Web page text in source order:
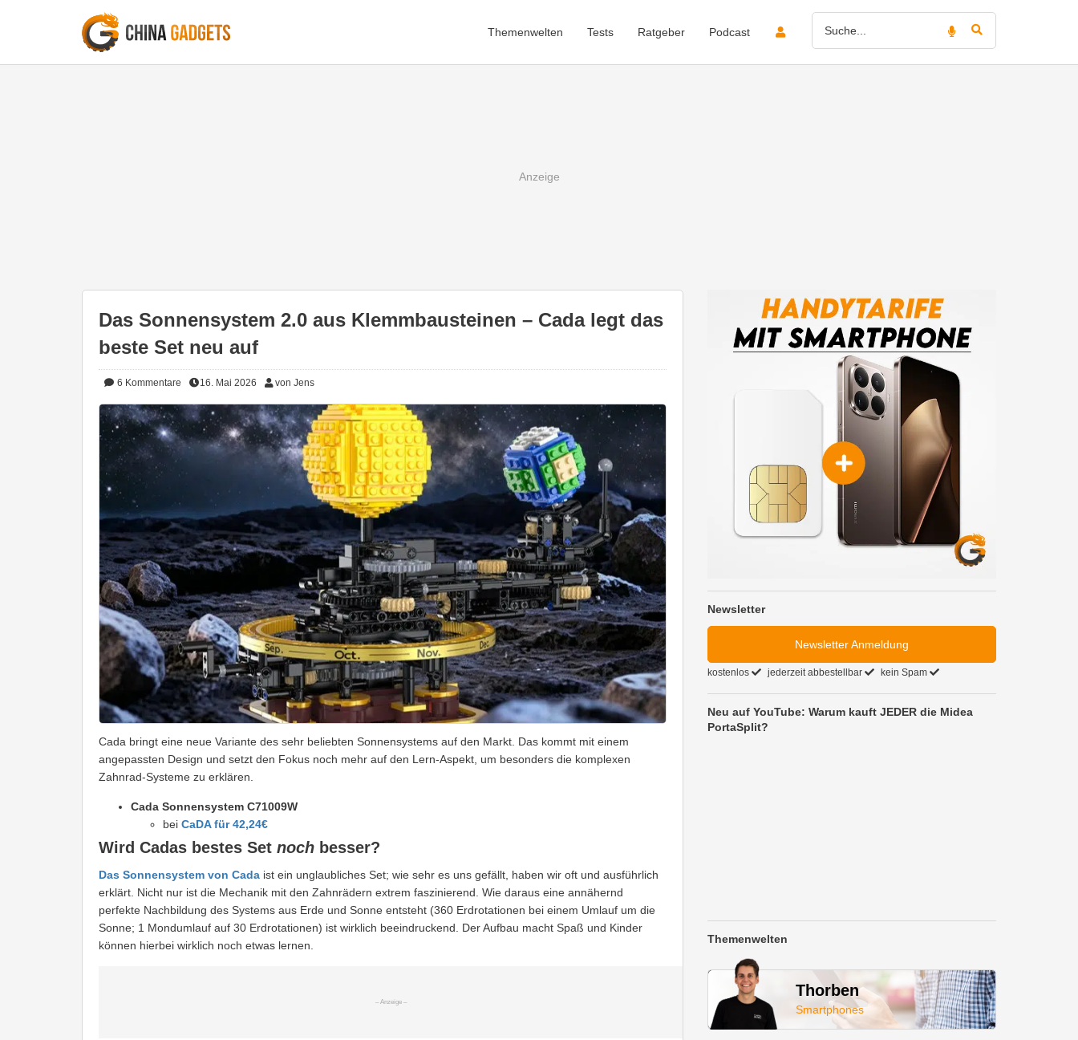
Themenwelten Tests Ratgeber Podcast
Das Sonnensystem 2.0 aus Klemmbausteinen – Cada legt das
beste Set neu auf
6 Kommentare 16. Mai 2026 von Jens
Cada bringt eine neue Variante des sehr beliebten Sonnensystems auf den Markt. Das kommt mit einem
angepassten Design und setzt den Fokus noch mehr auf den Lern-Aspekt, um besonders die komplexen
Zahnrad-Systeme zu erklären.
Cada Sonnensystem C71009W
bei CaDA für 42,24€
Wird Cadas bestes Set noch besser?
Das Sonnensystem von Cada ist ein unglaubliches Set; wie sehr es uns gefällt, haben wir oft und ausführlich
erklärt. Nicht nur ist die Mechanik mit den Zahnrädern extrem faszinierend. Wie daraus eine annähernd
perfekte Nachbildung des Systems aus Erde und Sonne entsteht (360 Erdrotationen bei einem Umlauf um die
Sonne; 1 Mondumlauf auf 30 Erdrotationen) ist wirklich beeindruckend. Der Aufbau macht Spaß und Kinder
können hierbei wirklich noch etwas lernen.
Newsletter
Newsletter Anmeldung
kostenlos jederzeit abbestellbar kein Spam
Neu auf YouTube: Warum kauft JEDER die Midea
PortaSplit?
Themenwelten
Thorben
Smartphones